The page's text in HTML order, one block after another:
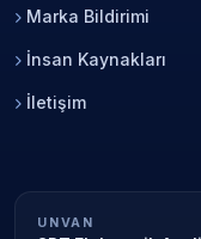
Marka Bildirimi
İnsan Kaynakları
İletişim
UNVAN